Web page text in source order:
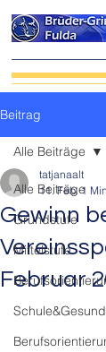
Beitrag
Alle Beiträge
Grundstufe
Mittelstufe
Alle Beiträge
Gewinn
Februar
tatjanaalt
11. Feb. 1